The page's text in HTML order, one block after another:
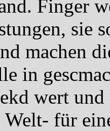
Finger
sie
machen
in
wert
Welt- für